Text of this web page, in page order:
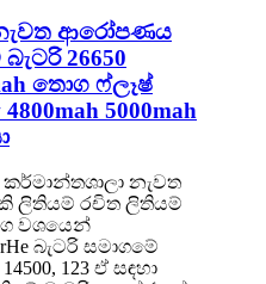
ආරෝපණය
26650
තොග ෆ්ලෑෂ්
5000mah
නැවත
ලිතියම් රචිත ලිතියම්
වශයෙන්
බැටරි සමාගමේ
14500, 123 ඒ සඳහා